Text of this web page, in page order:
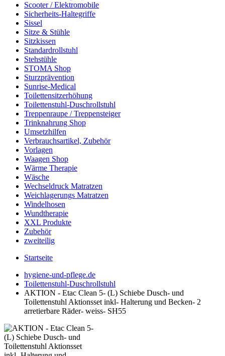
Scooter / Elektromobile
Sicherheits-Haltegriffe
Sissel
Sitze & Stühle
Sitzkissen
Standardrollstuhl
Stehstühle
STOMA Shop
Sturzprävention
Sunrise-Medical
Toilettensitzerhöhung
Toilettenstuhl-Duschrollstuhl
Treppenraupe / Treppensteiger
Trinknahrung Shop
Umsetzhilfen
Verbrauchsartikel, Zubehör
Vorlagen
Waagen Shop
Wärme Therapie
Wäsche
Wechseldruck Matratzen
Weichlagerungs Matratzen
Windelhosen
Wundtherapie
XXL Produkte
Zubehör
zweiteilig
Startseite
hygiene-und-pflege.de
Toilettenstuhl-Duschrollstuhl
AKTION - Etac Clean 5- (L) Schiebe Dusch- und
Toilettenstuhl Aktionsset inkl- Halterung und Becken- 2
arretierbare Räder- weiss- SH55